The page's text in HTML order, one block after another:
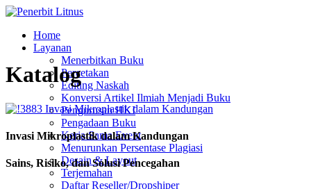
Home
Layanan
Menerbitkan Buku
Percetakan
Editing Naskah
Konversi Artikel Ilmiah Menjadi Buku
Pengurusan HKI
Pengadaan Buku
Kerja Sama Event
Menurunkan Persentase Plagiasi
Desain & Layout
Terjemahan
Daftar Reseller/Dropshiper
Katalog
Invasi Mikroplastik dalam Kandungan
Sains, Risiko, dan Solusi Pencegahan